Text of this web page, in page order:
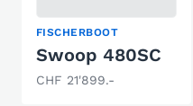
FISCHERBOOT
Swoop 480SC
CHF 21'899.-